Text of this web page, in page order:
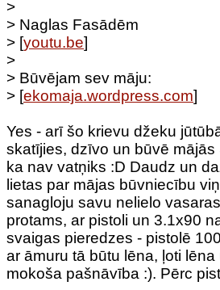
>
> Naglas Fasādēm
> [youtu.be]
>
> Būvējam sev māju:
> [ekomaja.wordpress.com]
Yes - arī šo krievu džeku
skatījies, dzīvo un būvē mājās
ka nav vatņiks :D Daudz un
lietas par mājas būvniecību
sanagloju savu nelielo
protams, ar pistoli un 3.1x90
svaigas pieredzes - pistolē
ar āmuru tā būtu lēna, ļoti
mokoša pašnāvība :). Pērc